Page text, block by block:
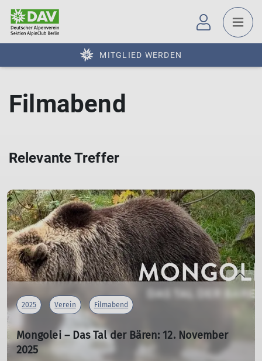
MITGLIED WERDEN
Filmabend
Relevante Treffer
2025 Verein Filmabend
Mongolei – Das Tal der Bären: 12. November
2025